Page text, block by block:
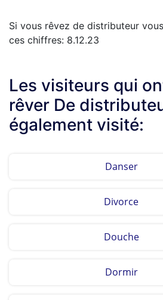
Si vous rêvez de distributeur
ces chiffres: 8.12.23
Les visiteurs qui
rêver De
également visité:
Danser
Divorce
Douche
Dormir